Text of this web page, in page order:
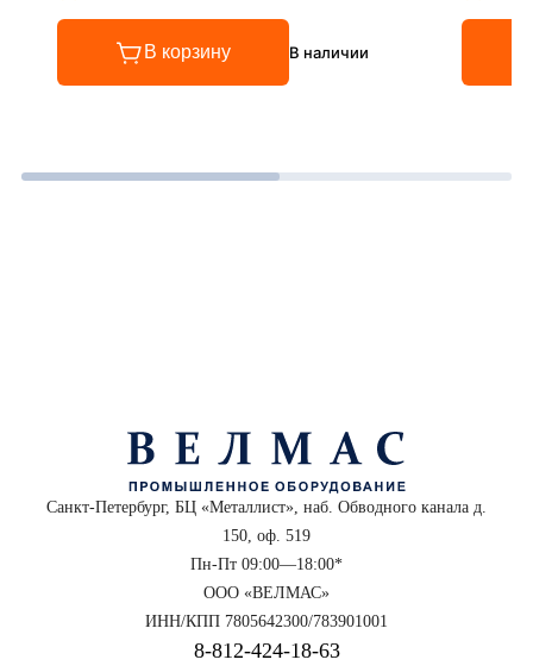
В корзину В наличии
Санкт-Петербург, БЦ «Металлист», наб. Обводного канала д.
150, оф. 519
Пн-Пт 09:00—18:00*
ООО «ВЕЛМАС»
ИНН/КПП 7805642300/783901001
8‑812‑424‑18‑63